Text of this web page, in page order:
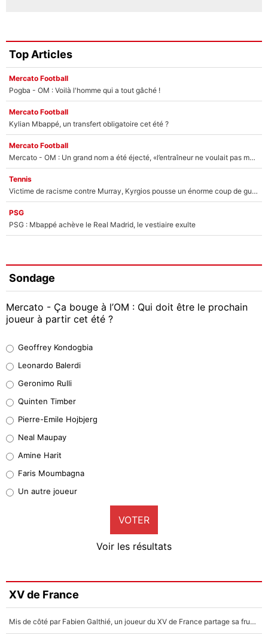
Top Articles
Mercato Football
Pogba - OM : Voilà l'homme qui a tout gâché !
Mercato Football
Kylian Mbappé, un transfert obligatoire cet été ?
Mercato Football
Mercato - OM : Un grand nom a été éjecté, «l’entraîneur ne voulait pas me conserver»
Tennis
Victime de racisme contre Murray, Kyrgios pousse un énorme coup de gueule !
PSG
PSG : Mbappé achève le Real Madrid, le vestiaire exulte
Sondage
Mercato - Ça bouge à l’OM : Qui doit être le prochain
joueur à partir cet été ?
38%
32%
4%
1%
9%
Faris Moumbagna
4%
Un autre joueur
Geoffrey Kondogbia
Leonardo Balerdi
Geronimo Rulli
Quinten Timber
Pierre-Emile Hojbjerg
Neal Maupay
Amine Harit
Faris Moumbagna
Un autre joueur
VOTER
Voir les résultats
XV de France
Mis de côté par Fabien Galthié, un joueur du XV de France partage sa frustration : «ils ne me l’ont pas dit tout de suite»